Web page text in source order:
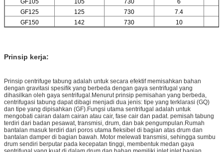
GF105 105 730 6
GF125
125 730 7.4
GF150
142 730 10
Prinsip kerja:
Prinsip centrifuge tabung adalah untuk secara efektif memisahkan bahan
dengan gravitasi spesifik yang berbeda dengan gaya sentrifugal yang
dihasilkan oleh gaya sentrifugal.Menurut prinsip pemisahan yang berbeda,
centrifugasi tabung dapat dibagi menjadi dua jenis: tipe yang terklarasi (GQ)
dan tipe yang dipisahkan (GF).Fungsi utama sentrifugal adalah untuk
mengobati cairan dalam cairan atau cair, fase cair dan padat. pemisah tabung
terdiri dari badan pesawat, transmisi, drum, dan bak pengumpulan.Rumah
bantalan masuk terdiri dari poros utama fleksibel di bagian atas drum dan
bantalan damper di bagian bawah. Motor melewati transmisi, sehingga sumbu
drum sendiri berputar pada kecepatan tinggi, membentuk medan gaya